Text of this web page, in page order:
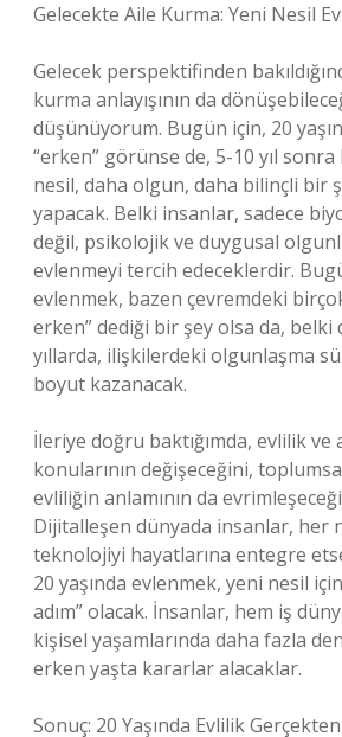
Gelecekte Aile Kurma: Yeni Nesil
Gelecek perspektifinden
kurma anlayışının da
düşünüyorum. Bugün için, 20
“erken” görünse de, 5-10 yıl
nesil, daha olgun, daha bilinçli bir
yapacak. Belki insanlar, sadece
değil, psikolojik ve duygusal
evlenmeyi tercih edeceklerdir.
evlenmek, bazen çevremdeki
erken” dediği bir şey olsa da, belki
yıllarda, ilişkilerdeki olgunlaşma
boyut kazanacak.
İleriye doğru baktığımda, evlilik ve
konularının değişeceğini,
evliliğin anlamının da
Dijitalleşen dünyada insanlar, her
teknolojiyi hayatlarına entegre
20 yaşında evlenmek, yeni nesil
adım” olacak. İnsanlar, hem iş
kişisel yaşamlarında daha fazla
erken yaşta kararlar alacaklar.
Sonuç: 20 Yaşında Evlilik